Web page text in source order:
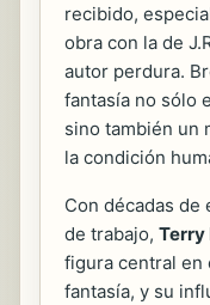
recibido,
obra con la de
autor perdura.
fantasía no sólo
sino también un
la condición
Con décadas de
de trabajo, Terry
figura central en
fantasía, y su